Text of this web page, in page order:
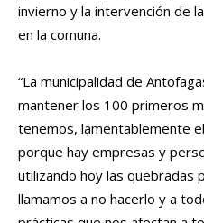
invierno y la intervención de
en la comuna.
“La municipalidad de
mantener los 100 primeros
tenemos, lamentablemente
porque hay empresas y
utilizando hoy las quebradas
llamamos a no hacerlo y a